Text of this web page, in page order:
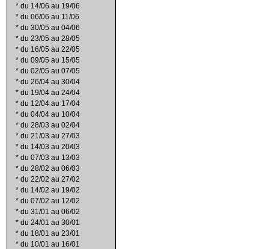
* du 14/06 au 19/06
* du 06/06 au 11/06
* du 30/05 au 04/06
* du 23/05 au 28/05
* du 16/05 au 22/05
* du 09/05 au 15/05
* du 02/05 au 07/05
* du 26/04 au 30/04
* du 19/04 au 24/04
* du 12/04 au 17/04
* du 04/04 au 10/04
* du 28/03 au 02/04
* du 21/03 au 27/03
* du 14/03 au 20/03
* du 07/03 au 13/03
* du 28/02 au 06/03
* du 22/02 au 27/02
* du 14/02 au 19/02
* du 07/02 au 12/02
* du 31/01 au 06/02
* du 24/01 au 30/01
* du 18/01 au 23/01
* du 10/01 au 16/01